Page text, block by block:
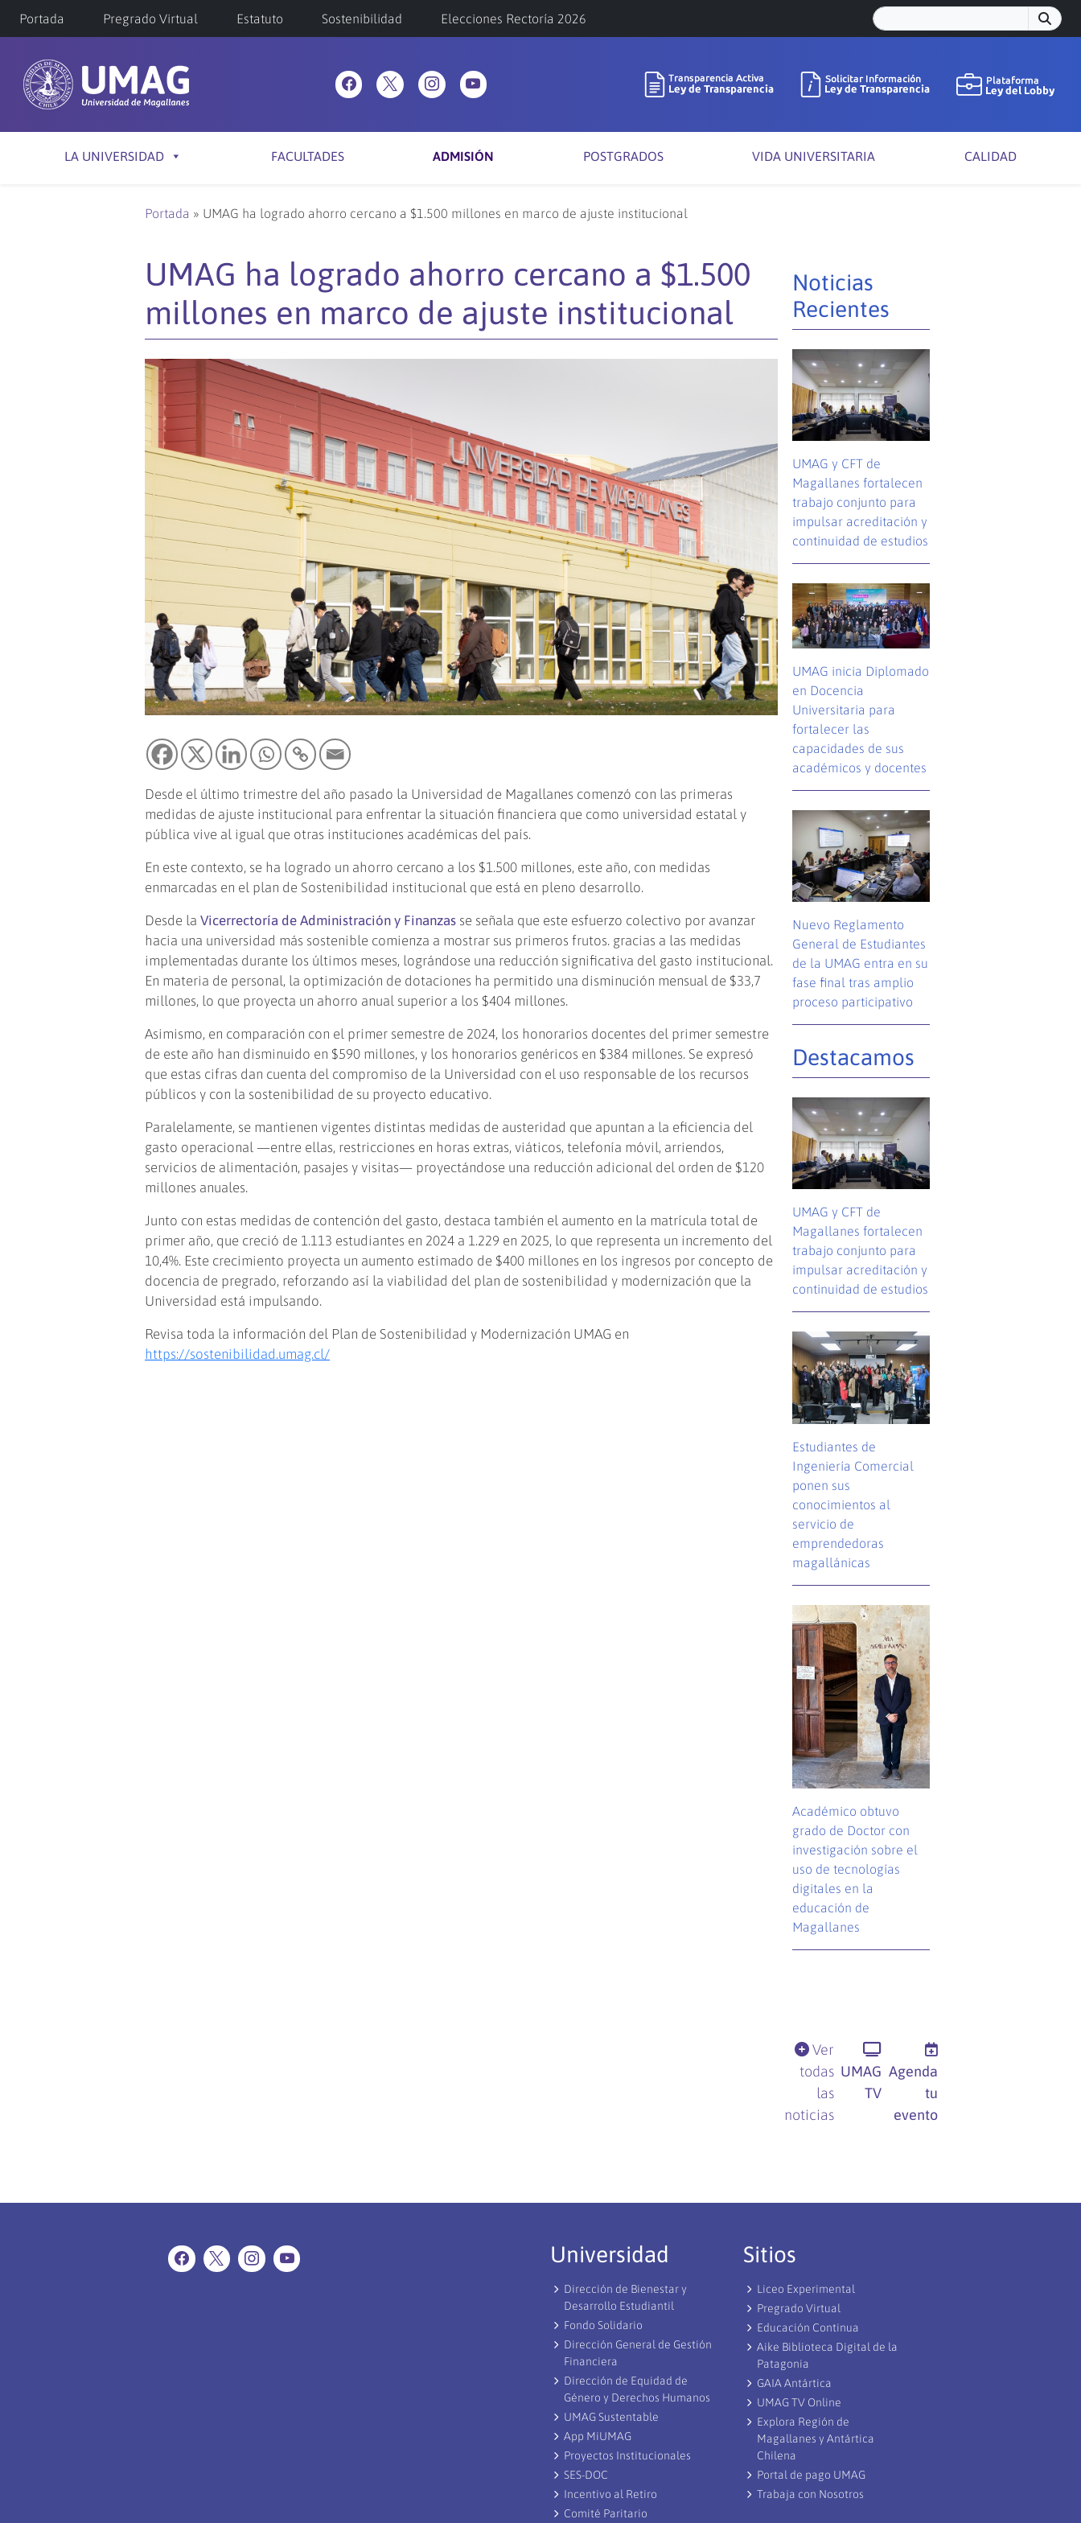
Portada Pregrado Virtual Estatuto Sostenibilidad Elecciones Rectoría 2026
LA UNIVERSIDAD FACULTADES ADMISIÓN POSTGRADOS VIDA UNIVERSITARIA CALIDAD
Portada » UMAG ha logrado ahorro cercano a $1.500 millones en marco de ajuste institucional
UMAG ha logrado ahorro cercano a $1.500
millones en marco de ajuste institucional
Desde el último trimestre del año pasado la Universidad de Magallanes comenzó con las primeras
medidas de ajuste institucional para enfrentar la situación financiera que como universidad estatal y
pública vive al igual que otras instituciones académicas del país.
En este contexto, se ha logrado un ahorro cercano a los $1.500 millones, este año, con medidas
enmarcadas en el plan de Sostenibilidad institucional que está en pleno desarrollo.
Desde laVicerrectoría de Administración y Finanzas se señala que este esfuerzo colectivo por avanzar
hacia una universidad más sostenible comienza a mostrar sus primeros frutos. gracias a las medidas
implementadas durante los últimos meses, lográndose una reducción significativa del gasto institucional.
En materia de personal, la optimización de dotaciones ha permitido una disminución mensual de $33,7
millones, lo que proyecta un ahorro anual superior a los $404 millones.
Asimismo, en comparación con el primer semestre de 2024, los honorarios docentes del primer semestre
de este año han disminuido en $590 millones, y los honorarios genéricos en $384 millones. Se expresó
que estas cifras dan cuenta del compromiso de la Universidad con el uso responsable de los recursos
públicos y con la sostenibilidad de su proyecto educativo.
Paralelamente, se mantienen vigentes distintas medidas de austeridad que apuntan a la eficiencia del
gasto operacional —entre ellas, restricciones en horas extras, viáticos, telefonía móvil, arriendos,
servicios de alimentación, pasajes y visitas— proyectándose una reducción adicional del orden de $120
millones anuales.
Junto con estas medidas de contención del gasto, destaca también el aumento en la matrícula total de
primer año, que creció de 1.113 estudiantes en 2024 a 1.229 en 2025, lo que representa un incremento del
10,4%. Este crecimiento proyecta un aumento estimado de $400 millones en los ingresos por concepto de
docencia de pregrado, reforzando así la viabilidad del plan de sostenibilidad y modernización que la
Universidad está impulsando.
Revisa toda la información del Plan de Sostenibilidad y Modernización UMAG en
https://sostenibilidad.umag.cl/
Noticias
Recientes
UMAG y CFT de
Magallanes fortalecen
trabajo conjunto para
impulsar acreditación y
continuidad de estudios
UMAG inicia Diplomado
en Docencia
Universitaria para
fortalecer las
capacidades de sus
académicos y docentes
Nuevo Reglamento
General de Estudiantes
de la UMAG entra en su
fase final tras amplio
proceso participativo
Destacamos
UMAG y CFT de
Magallanes fortalecen
trabajo conjunto para
impulsar acreditación y
continuidad de estudios
Estudiantes de
Ingeniería Comercial
ponen sus
conocimientos al
servicio de
emprendedoras
magallánicas
Académico obtuvo
grado de Doctor con
investigación sobre el
uso de tecnologías
digitales en la
educación de
Magallanes
Ver
todas
las
noticias
UMAG
TV
Agenda
tu
evento
Universidad
Dirección de Bienestar y
Desarrollo Estudiantil
Fondo Solidario
Dirección General de Gestión
Financiera
Dirección de Equidad de
Género y Derechos Humanos
UMAG Sustentable
App MiUMAG
Proyectos Institucionales
SES-DOC
Incentivo al Retiro
Comité Paritario
Sitios
Liceo Experimental
Pregrado Virtual
Educación Continua
Aike Biblioteca Digital de la
Patagonia
GAIA Antártica
UMAG TV Online
Explora Región de
Magallanes y Antártica
Chilena
Portal de pago UMAG
Trabaja con Nosotros